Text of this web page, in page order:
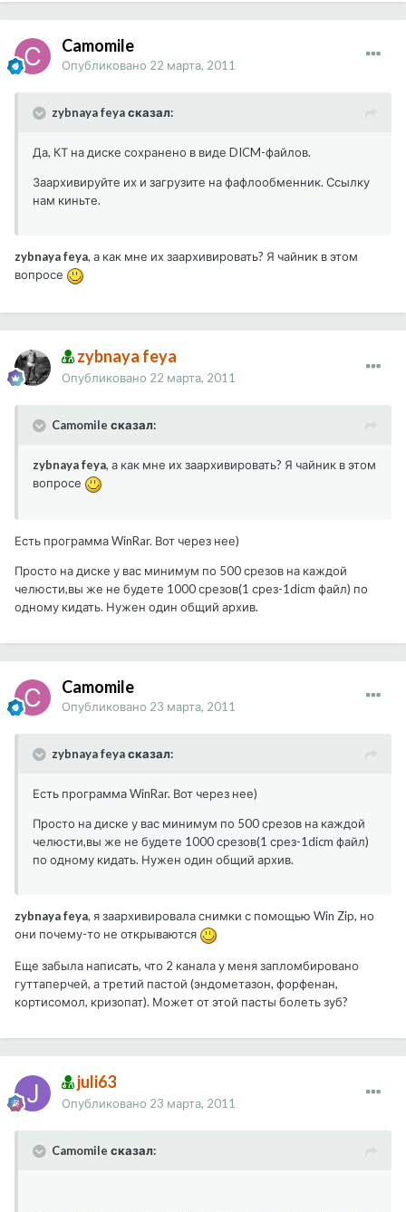
Camomile
Опубликовано 22 марта, 2011
zybnaya feya сказал:
Да, КТ на диске сохранено в виде DICM-файлов.
Заархивируйте их и загрузите на фафлообменник. Ссылку
нам киньте.
zybnaya feya, а как мне их заархивировать? Я чайник в этом
вопросе
zybnaya feya
Опубликовано 22 марта, 2011
Camomile сказал:
zybnaya feya, а как мне их заархивировать? Я чайник в этом
вопросе
Есть программа WinRar. Вот через нее)
Просто на диске у вас минимум по 500 срезов на каждой
челюсти,вы же не будете 1000 срезов(1 срез-1dicm файл) по
одному кидать. Нужен один общий архив.
Camomile
Опубликовано 23 марта, 2011
zybnaya feya сказал:
Есть программа WinRar. Вот через нее)
Просто на диске у вас минимум по 500 срезов на каждой
челюсти,вы же не будете 1000 срезов(1 срез-1dicm файл)
по одному кидать. Нужен один общий архив.
zybnaya feya, я заархивировала снимки с помощью Win Zip, но
они почему-то не открываются
Еще забыла написать, что 2 канала у меня запломбировано
гуттаперчей, а третий пастой (эндометазон, форфенан,
кортисомол, кризопат). Может от этой пасты болеть зуб?
juli63
Опубликовано 23 марта, 2011
Camomile сказал: